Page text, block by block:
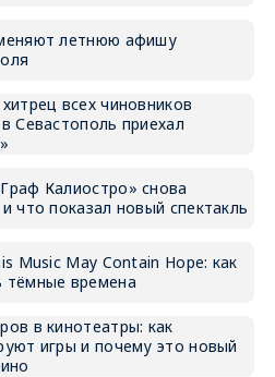
летнюю афишу
всех чиновников
Севастополь приехал
Калиостро» снова
что показал новый спектакль
Music May Contain Hope: как
тёмные времена
в кинотеатры: как
игры и почему это новый